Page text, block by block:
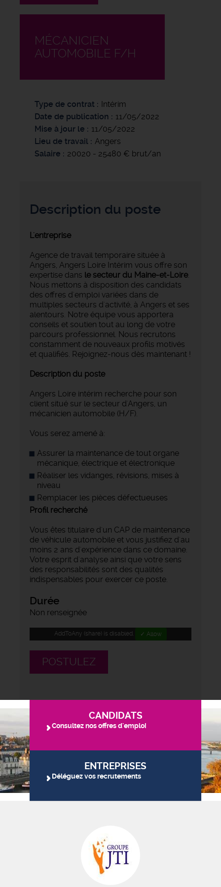
MÉCANICIEN
AUTOMOBILE F/H
Type de contrat
Intérim
Date de publication
11/05/2022
Mise à jour le
11/05/2022
Lieu de travail
Angers
Salaire
20020 - 25480 € brut/an
Description du poste
L'entreprise
Agence de travail temporaire située à
Angers, Angers Loire Intérim vous offre son
expertise dans le secteur du Maine-et-Loire.
Nous mettons à disposition des candidats
des offres d'emploi variées dans de
multiples secteurs d'activité, à Angers et ses
alentours. Notre équipe vous apportera
conseils et soutien tout au long de votre
parcours professionnel. Nous recrutons
constamment de nouveaux profils motivés
et qualifiés. Rejoignez-nous dès maintenant !
Description du poste
Angers Loire intérim recherche pour son
client situé sur le secteur d'Angers, un
mécanicien automobile (H/F).
Vous serez amené à:
Assurer la maintenance de tout organe
mécanique, électrique et électronique
Réaliser les vidanges, révisions, mises à
niveau
Remplacer les pièces défectueuses
Profil recherché
Vous êtes titulaire d'un CAP de maintenance
de véhicule automobile et vous justifiez d'au
moins 2 ans d'expérience dans ce domaine.
Votre esprit d'analyse ainsi que votre sens
des responsabilités sont des qualités
indispensables pour exercer ce poste.
Durée
Non renseignée
AddToAny (share) is disabled. ✓ Allow
POSTULEZ
CANDIDATS
Consultez nos offres d'emploi
ENTREPRISES
Déléguez vos recrutements